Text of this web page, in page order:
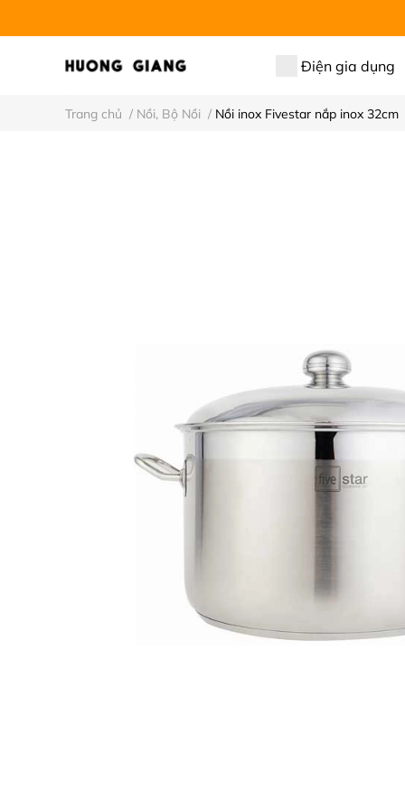
Điện gia dụng
Trang chủ / Nồi, Bộ Nồi / Nồi inox Fivestar nắp inox 32cm